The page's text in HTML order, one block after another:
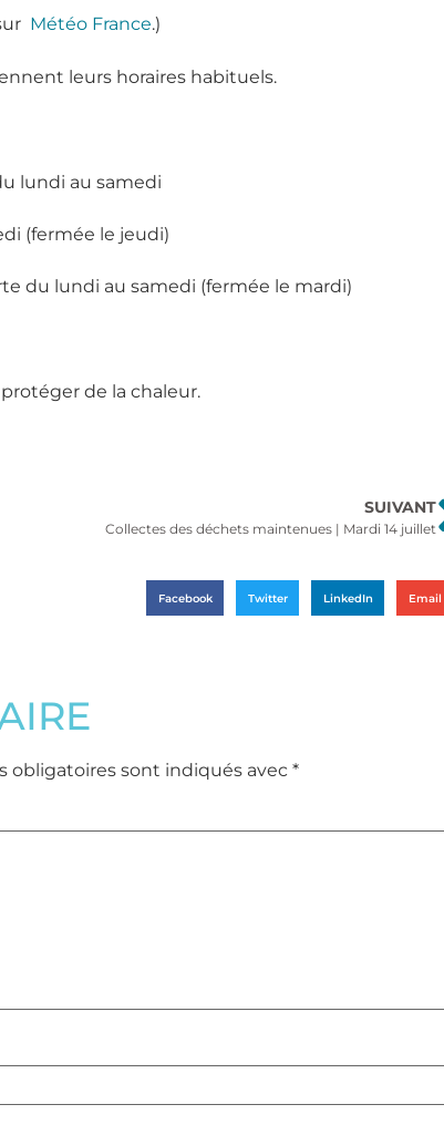
Météo France.)
leurs horaires habituels.
lundi au samedi
(fermée le jeudi)
du lundi au samedi (fermée le mardi)
de la chaleur.
SUIVANT
Collectes des déchets maintenues | Mardi 14 juillet
Facebook Twitter LinkedIn Email
obligatoires sont indiqués avec *